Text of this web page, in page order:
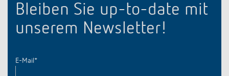
Bleiben Sie up-to-date mit
unserem Newsletter!
E-Mail *